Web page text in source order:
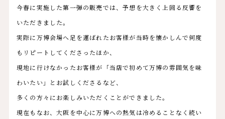
今春に実施した第一弾の販売では、予想を大きく上回る反響を
いただきました。
実際に万博会場へ足を運ばれたお客様が当時を懐かしんで何度
もリピートしてくださったほか、
現地に行けなかったお客様が「当店で初めて万博の雰囲気を味
わいたい」とお試しくださるなど、
多くの方々にお楽しみいただくことができました。
現在もなお、大阪を中心に万博への熱気は冷めることなく続い